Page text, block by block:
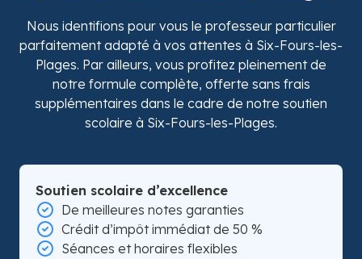
Nous identifions pour vous le professeur particulier
parfaitement adapté à vos attentes à Six-Fours-les-
Plages. Par ailleurs, vous profitez pleinement de
notre formule complète, offerte sans frais
supplémentaires dans le cadre de notre soutien
scolaire à Six-Fours-les-Plages.
Soutien scolaire d’excellence
De meilleures notes garanties
Crédit d’impôt immédiat de 50 %
Séances et horaires flexibles